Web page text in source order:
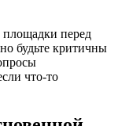
площадки перед
будьте критичны
что-то